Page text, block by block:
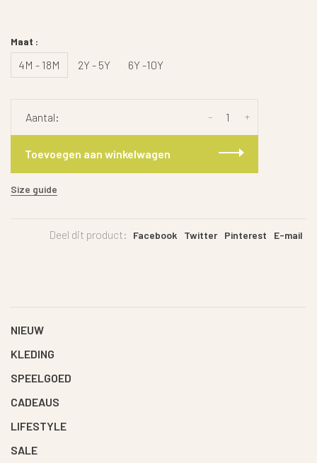
Maat :
4M - 18M 2Y - 5Y 6Y -10Y
Aantal: +
-
Toevoegen aan winkelwagen
Size guide
Deel dit product: Facebook Twitter Pinterest E-mail
NIEUW
KLEDING
SPEELGOED
CADEAUS
LIFESTYLE
SALE